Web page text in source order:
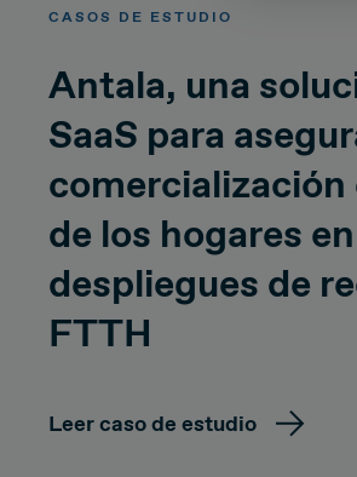
CASOS DE ESTUDIO
Antala, una
SaaS para
comercialización
de los hogares en
despliegues de
FTTH
Leer caso de estudio